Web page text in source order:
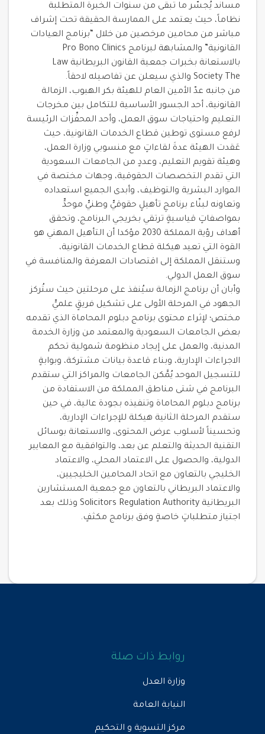
مساند يُجسّر ما تبقى من سنوات الخبرة المتطلبة
نظاماً، حيث يعتمد على الممارسة الحقيقة تحت إشراف
مباشر من محامين مرخصين من خلال “برنامج العيادات
القانونية” والمشابهة لبرنامج Pro Bono Clinics
بالاستعانة بخبرات جمعية القانون البريطانية Law
Society The والذي سيعلن عن تفاصيله لاحقاً.
من جانبه عدّ الأمين العام للهيئة بكر الهبوب، الزمالة
القانونية، أحد الجسور الأساسية للتكامل بين مخرجات
التعليم واحتياجات سوق العمل، وأحد المحفِّزات الرئيسة
لرفع مستوى توطين قطاع الخدمات القانونية، حيث
عَقدت الهيئة عدةَ لقاءاتٍ مع منسوبي وزارة العمل،
وهيئة تقويم التعليم، وعددٍ من الجامعات السعودية
التي تقدم التخصصات الحقوقية، وجهات مختصة في
الموارد البشرية والتوظيف، وأبدى الجميع استعداده
وتعاونه لبنّاء برنامجِ تأهيلٍ حقوقيٍّ وطنيٍّ موحدٍّ
بمواصفاتٍ قياسيةٍ ترتقي بخريجي البرنامج، وتحقق
أهداف رؤية المملكة 2030 مؤكدا أن التأهيل المهني هو
القوة التي تعيد هيكلة قطاع الخدمات القانونية،
وستنقل المملكة إلى اقتصادات المعرفة والمنافسة في
سوق العمل الدولي.
وأبان أن برنامج الزمالة سيُنفذ على مرحلتين حيث ستُركز
الجهود في المرحلة الأولى على تشكيل فريقٍ علميٍّ
مختص؛ لإثراء محتوى برنامج دبلوم المحاماة الذي تقدمه
بعض الجامعات السعودية والمعتمد من وزارة الخدمة
المدنية، والعمل على إيجاد منظومة شمولية تحكم
الاجراءات الإدارية، وبناء قاعدة بيانات مشتركة، وبوابةٍ
للتسجيل الموحد يُمَّكن الجامعات والمراكز التي ستقدم
البرنامج في شتى مناطق المملكة من الاستفادة من
برنامج دبلوم المحاماة وتنفيذه بجودة عالية، في حين
ستقدم المرحلة الثانية هيكلة للإجراءات الإدارية،
وتحسيناً لأسلوب عرض المحتوى، والاستعانة بوسائل
التقنية الحديثة والتعلم عن بعد، والتوافقية مع المعايير
الدولية، والحصول على الاعتماد المحلي، والاعتماد
الخليجي بالتعاون مع اتحاد المحامين الخليجيين،
والاعتماد البريطاني بالتعاون مع جمعية المستشارين
البريطانية Solicitors Regulation Authority وذلك بعد
اجتياز متطلباتٍ خاصةٍ وفق برنامج مكثفٍ.
روابط ذات صلة
وزارة العدل
النيابة العامة
مركز التسوية و التحكيم